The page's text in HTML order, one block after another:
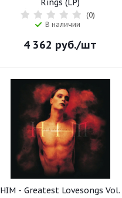
Rings (LP)
(0)
В наличии
4 362 руб./шт
HIM - Greatest Lovesongs Vol.